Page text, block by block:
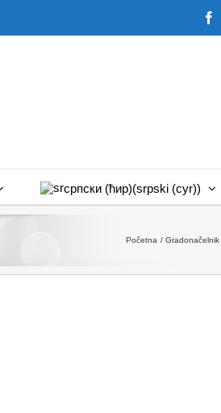
српски (ћир)(srpski (cyr))
Početna